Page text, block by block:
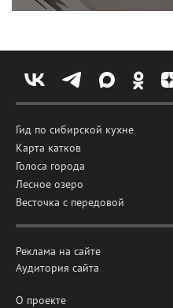
Гид по сибирской кухне
Карта катков
Голоса города
Лесное озеро
Весточка с передовой
Реклама на сайте
Аудитория сайта
О проекте